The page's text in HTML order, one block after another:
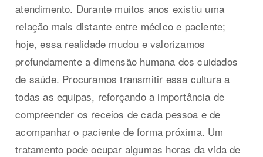
atendimento. Durante muitos anos existiu uma
relação mais distante entre médico e paciente;
hoje, essa realidade mudou e valorizamos
profundamente a dimensão humana dos cuidados
de saúde. Procuramos transmitir essa cultura a
todas as equipas, reforçando a importância de
compreender os receios de cada pessoa e de
acompanhar o paciente de forma próxima. Um
tratamento pode ocupar algumas horas da vida de